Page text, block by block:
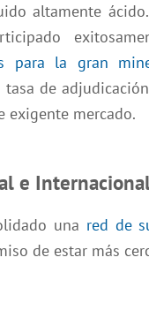
altamente
para la gran
tasa de
exigente mercado.
e
una red de
de estar más